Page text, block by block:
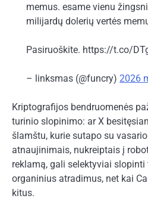
memus. esame vienu
milijardų dolerių vertės
Pasiruoškite. https://t.co/
– linksmas (@funcry) 2026
Kriptografijos bendruomenės
turinio slopinimo: ar X
šlamštu, kurie sutapo su
atnaujinimais, nukreiptais į
reklamą, gali selektyviai
organinius atradimus, net kai
kitus.